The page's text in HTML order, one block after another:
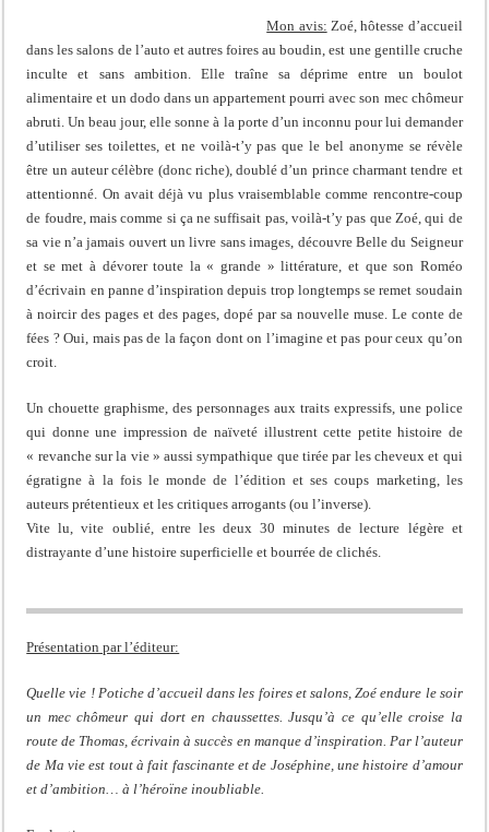
Mon avis: Zoé, hôtesse d’accueil
dans les salons de l’auto et autres foires au boudin, est une gentille cruche
inculte et sans ambition. Elle traîne sa déprime entre un boulot
alimentaire et un dodo dans un appartement pourri avec son mec chômeur
abruti. Un beau jour, elle sonne à la porte d’un inconnu pour lui demander
d’utiliser ses toilettes, et ne voilà-t’y pas que le bel anonyme se révèle
être un auteur célèbre (donc riche), doublé d’un prince charmant tendre et
attentionné. On avait déjà vu plus vraisemblable comme rencontre-coup
de foudre, mais comme si ça ne suffisait pas, voilà-t’y pas que Zoé, qui de
sa vie n’a jamais ouvert un livre sans images, découvre Belle du Seigneur
et se met à dévorer toute la « grande » littérature, et que son Roméo
d’écrivain en panne d’inspiration depuis trop longtemps se remet soudain
à noircir des pages et des pages, dopé par sa nouvelle muse. Le conte de
fées ? Oui, mais pas de la façon dont on l’imagine et pas pour ceux qu’on
croit.
Un chouette graphisme, des personnages aux traits expressifs, une police
qui donne une impression de naïveté illustrent cette petite histoire de
« revanche sur la vie » aussi sympathique que tirée par les cheveux et qui
égratigne à la fois le monde de l’édition et ses coups marketing, les
auteurs prétentieux et les critiques arrogants (ou l’inverse).
Vite lu, vite oublié, entre les deux 30 minutes de lecture légère et
distrayante d’une histoire superficielle et bourrée de clichés.
Présentation par l’éditeur:
Quelle vie ! Potiche d’accueil dans les foires et salons, Zoé endure le soir
un mec chômeur qui dort en chaussettes. Jusqu’à ce qu’elle croise la
route de Thomas, écrivain à succès en manque d’inspiration. Par l’auteur
de Ma vie est tout à fait fascinante et de Joséphine, une histoire d’amour
et d’ambition… à l’héroïne inoubliable.